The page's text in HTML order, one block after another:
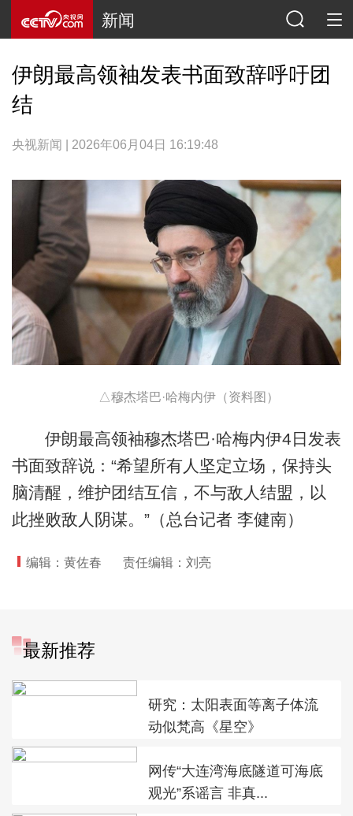
新闻
伊朗最高领袖发表书面致辞呼吁团
结
央视新闻 | 2026年06月04日 16:19:48
△穆杰塔巴·哈梅内伊（资料图）
伊朗最高领袖穆杰塔巴·哈梅内伊4日发表
书面致辞说：“希望所有人坚定立场，保持头
脑清醒，维护团结互信，不与敌人结盟，以
此挫败敌人阴谋。”（总台记者 李健南）
编辑：黄佐春 责任编辑：刘亮
最新推荐
研究：太阳表面等离子体流
动似梵高《星空》
网传“大连湾海底隧道可海底
观光”系谣言 非真...